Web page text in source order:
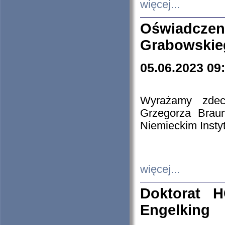
więcej...
05.06.2023
Wyrażamy
Grzegorza
Niemieckim
więcej...
Doktorat
Engelking